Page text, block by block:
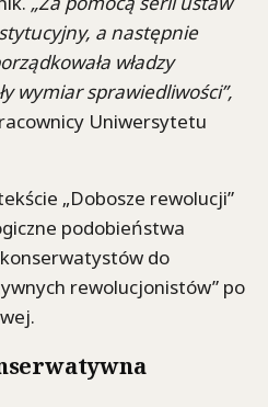
a następnie
władzy
wymiar sprawiedliwości”,
Uniwersytetu
„Dobosze rewolucji”
podobieństwa
konserwatystów do
rewolucjonistów” po